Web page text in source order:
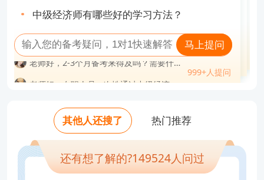
中级经济师有哪些好的学习方法？
马上提问
难吗？
老师好，中级经济师考试难吗？哪个科目
专业最简单？
老师好，中级经济师通过率排名？真实考
试难度？
老师好，2-3个月备考来得及吗？需要什么
资料？
999+人提问
收！
2023中级经济师经济基础大纲变化有哪些
马上提问
老师好，38岁才开始考中级经济师会不会
太迟？
老师好，考中级经济师需要什么学历？要
老师好，中级经济师挂证一年多少钱，怎
么操作？
老师好，中级经济师只刷题库可以考过
吗？
商考？
999+人提问
高级经济师非全日制大专能报考吗？
马上提问
老师好，中级经济师考试必须一次性过两
老师好，中级经济师一次性通过率高不
老师好，自学几个月能考中级经济师？
老师好，中级经济师专业怎么选？
999+人提问
老师好，在职人员一次性通过中级经济师
难吗？
老师好，中级经济师可以挂靠吗？一年多
少钱？
老师好，中级经济师通过率排名？真实考
试难度？
老师好，2-3个月备考来得及吗？需要什么
资料？
999+人提问
其他人还搜了 热门推荐
还有想了解的?149524人问过